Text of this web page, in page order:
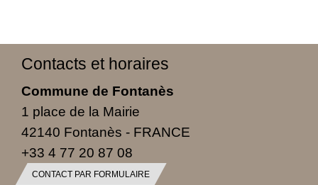
Contacts et horaires
Commune de Fontanès
1 place de la Mairie
42140 Fontanès - FRANCE
+33 4 77 20 87 08
CONTACT PAR FORMULAIRE